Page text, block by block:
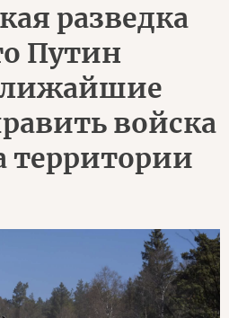
разведка
Путин
войска
территории